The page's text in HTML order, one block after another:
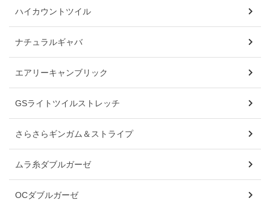
ハイカウントツイル
ナチュラルギャバ
エアリーキャンブリック
GSライトツイルストレッチ
さらさらギンガム＆ストライプ
ムラ糸ダブルガーゼ
OCダブルガーゼ